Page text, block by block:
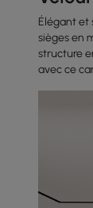
Élégant et
sièges en
structure
avec ce